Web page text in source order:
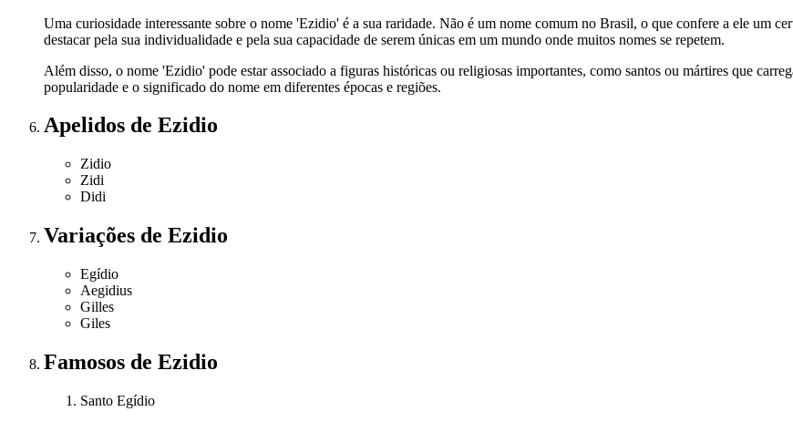
Uma curiosidade interessante sobre o nome 'Ezidio' é a sua raridade. Não é um nome comum no Brasil, o que confere a ele um
destacar pela sua individualidade e pela sua capacidade de serem únicas em um mundo onde muitos nomes se repetem.
Além disso, o nome 'Ezidio' pode estar associado a figuras históricas ou religiosas importantes, como santos ou mártires que
popularidade e o significado do nome em diferentes épocas e regiões.
Apelidos de Ezidio
Zidio
Zidi
Didi
Variações de Ezidio
Egídio
Aegidius
Gilles
Giles
Famosos de Ezidio
Santo Egídio